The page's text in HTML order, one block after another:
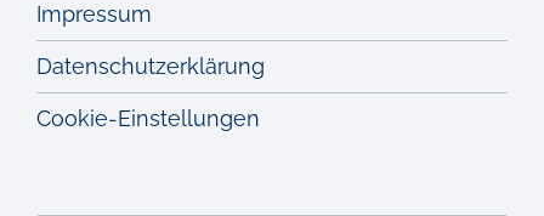
Impressum
Datenschutzerklärung
Cookie-Einstellungen